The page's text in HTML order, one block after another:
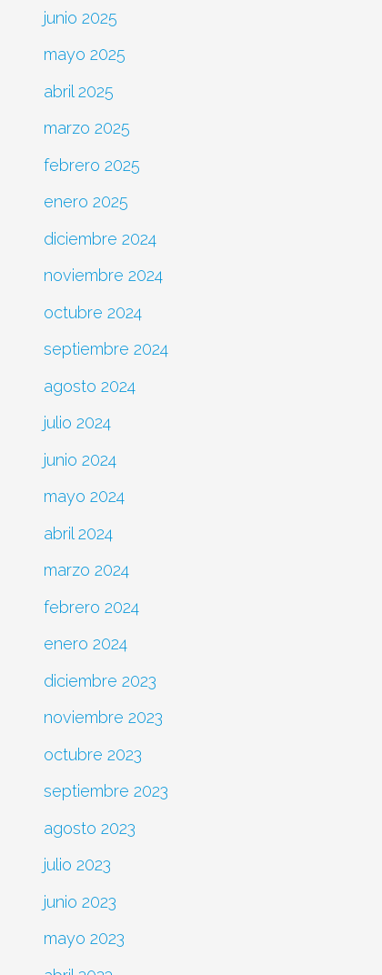
junio 2025
mayo 2025
abril 2025
marzo 2025
febrero 2025
enero 2025
diciembre 2024
noviembre 2024
octubre 2024
septiembre 2024
agosto 2024
julio 2024
junio 2024
mayo 2024
abril 2024
marzo 2024
febrero 2024
enero 2024
diciembre 2023
noviembre 2023
octubre 2023
septiembre 2023
agosto 2023
julio 2023
junio 2023
mayo 2023